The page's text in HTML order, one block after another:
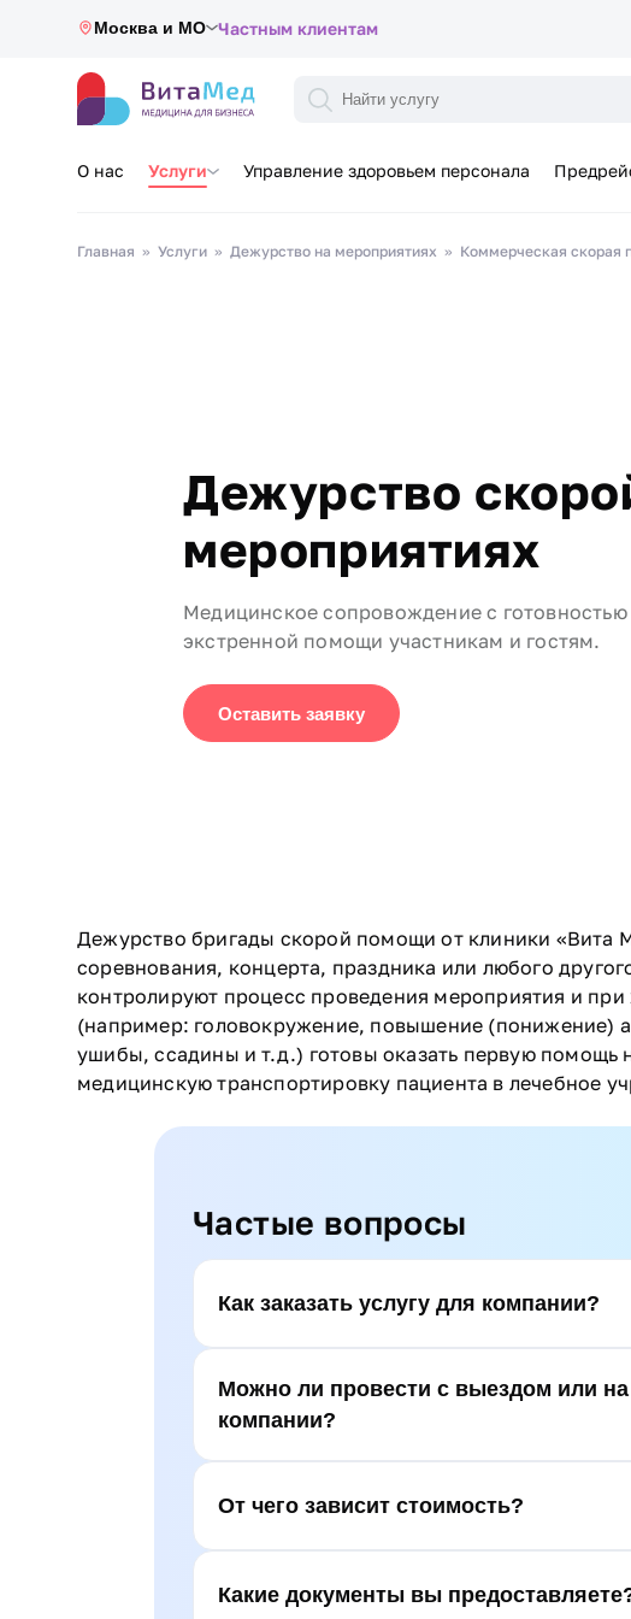
Москва и МО Частным клиентам
О нас Услуги Управление здоровьем персонала
Главная Услуги Дежурство на мероприятиях Коммерческая скорая
Дежурство
мероприятиях
Медицинское сопровождение с
экстренной помощи участникам и гостям.
Оставить заявку
Дежурство бригады скорой помощи от клиники «Вита
соревнования, концерта, праздника или любого
контролируют процесс проведения мероприятия и
(например: головокружение, повышение (понижение)
ушибы, ссадины и т.д.) готовы оказать первую помощь
медицинскую транспортировку пациента в лечебное
Частые вопросы
Как заказать услугу для компании?
Можно ли провести с выездом или на
компании?
От чего зависит стоимость?
Какие документы вы